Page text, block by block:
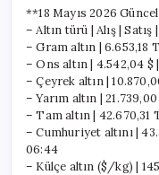
**18 Mayıs 2026
– Altın türü | Alış |
– Gram altın | 6.653,18
– Ons altın | 4.542,04 $
– Çeyrek altın |
– Yarım altın |
– Tam altın | 42.670,31
– Cumhuriyet altını |
06:44
– Külçe altın ($/kg) |